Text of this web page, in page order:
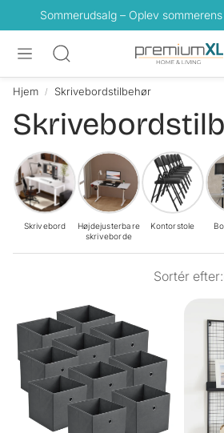
Sommerudsalg – Oplev
Søg
Hjem Skrivebordstilbehør
Skrivebord
Højdejusterbare
skriveborde
Kontorstole
Sortér efter: